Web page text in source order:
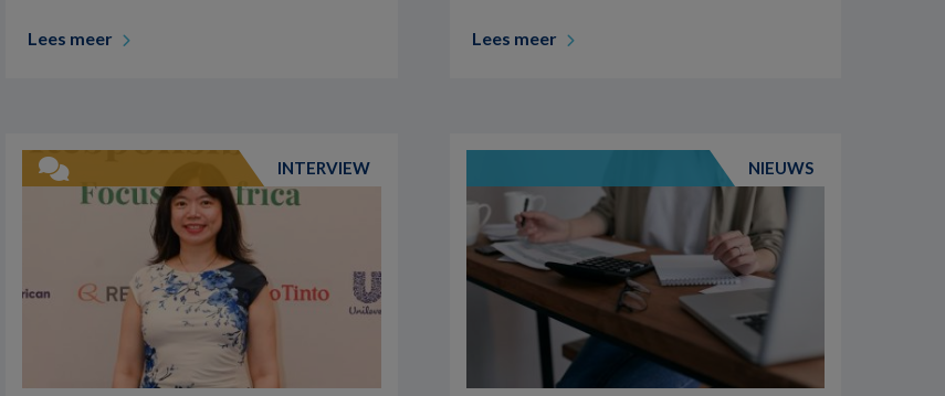
Lees meer Lees meer
INTERVIEW NIEUWS